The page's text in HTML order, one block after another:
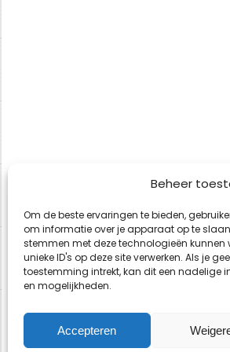
Beheer
Om de beste ervaringen te bieden,
om informatie over je apparaat op te
stemmen met deze technologieën
unieke ID's op deze site verwerken. Als je
toestemming intrekt, kan dit een nadelige
en mogelijkheden.
Accepteren